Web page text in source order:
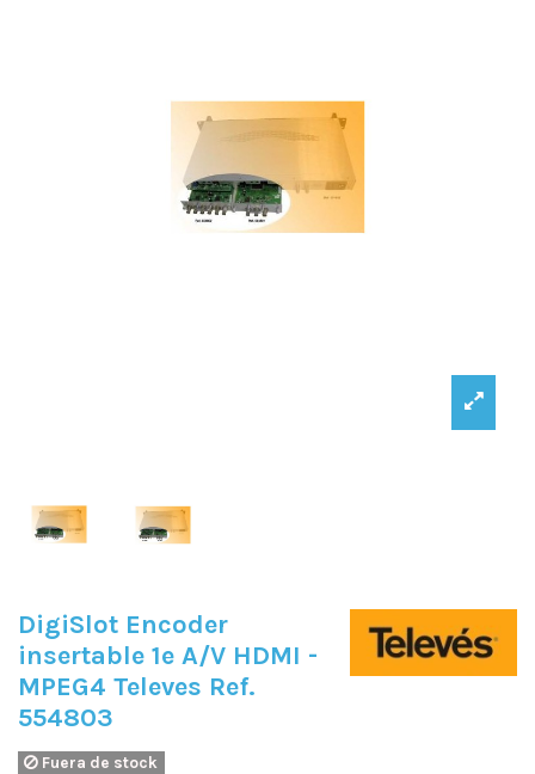
DigiSlot Encoder
insertable 1e A/V HDMI -
MPEG4 Televes Ref.
554803
Fuera de stock